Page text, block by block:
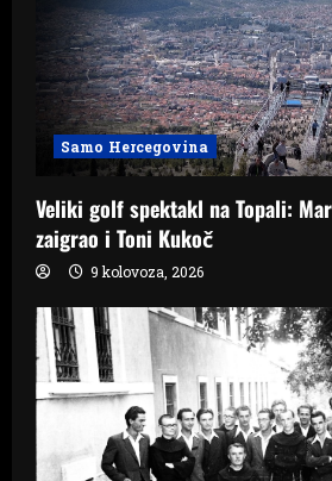
Samo Hercegovina
Veliki golf spektakl na Topali:
zaigrao i Toni Kukoč
9 kolovoza, 2026